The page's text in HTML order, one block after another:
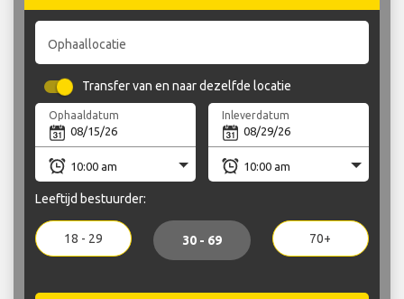
Ophaallocatie
Transfer van en naar dezelfde locatie
Ophaaldatum Inleverdatum
Leeftijd bestuurder:
18 - 29 30 - 69 70+